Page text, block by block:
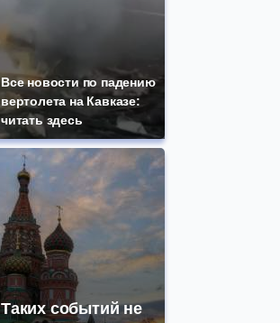
Все новости по падению
вертолета на Кавказе:
читать здесь
Таких событий не